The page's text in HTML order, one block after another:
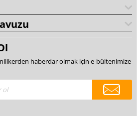
haberdar olmak için e-bültenimize